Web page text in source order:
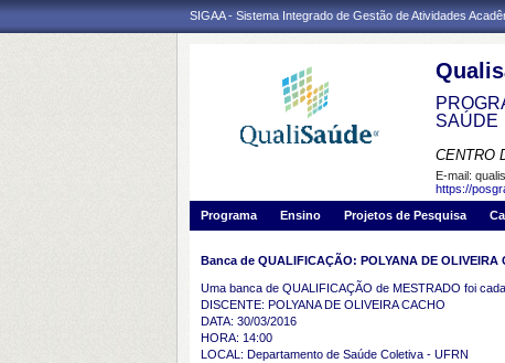
SIGAA - Sistema Integrado de Gestão de Atividades
SAÚDE
CENTRO
E-mail:
https://
Programa
Ensino Projetos de Pesquisa
Banca de QUALIFICAÇÃO: POLYANA DE OLIVEIRA
Uma banca de QUALIFICAÇÃO de MESTRADO foi
DISCENTE: POLYANA DE OLIVEIRA CACHO
DATA: 30/03/2016
HORA: 14:00
LOCAL: Departamento de Saúde Coletiva - UFRN